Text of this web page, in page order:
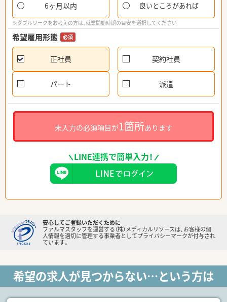
6ヶ月以内 良いところがあれば
※ダブルワークをお考えの方は、就業開始時期の目安を選択してください
希望雇用形態 必須
正社員 契約社員
パート 派遣
未入力の必須項目が1箇所あります
LINE連携で簡単入力！
安心してご登録いただくために
ファルマスタッフを運営する（株）メディカルリソースは、お客様の個
人情報を適切に管理する事業者としてプライバシーマークが付与され
ています。
希望の求人が見つからない…という方は